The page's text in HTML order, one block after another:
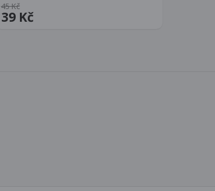
39 Kč
45 Kč